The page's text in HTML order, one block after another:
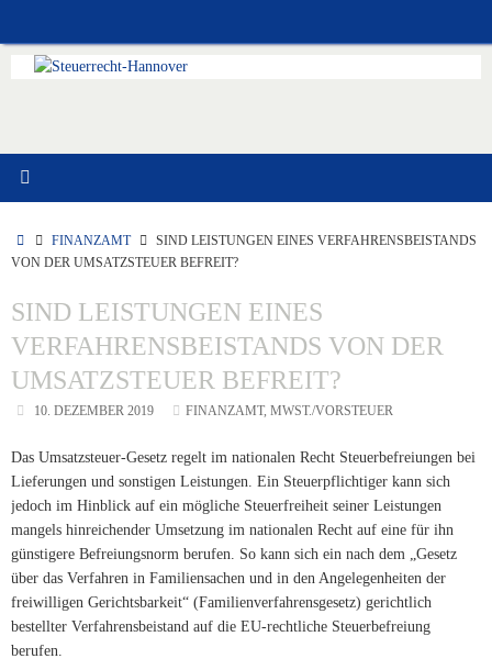
springen
STARTFINANZAMT
SIND LEISTUNGEN EINES VERFAHRENSBEISTANDS
VON DER UMSATZSTEUER BEFREIT?
SIND LEISTUNGEN EINES
VERFAHRENSBEISTANDS VON DER
UMSATZSTEUER BEFREIT?
10. DEZEMBER 2019 FINANZAMT,MWST./VORSTEUER
Das Umsatzsteuer-Gesetz regelt im nationalen Recht Steuerbefreiungen bei
Lieferungen und sonstigen Leistungen. Ein Steuerpflichtiger kann sich
jedoch im Hinblick auf ein mögliche Steuerfreiheit seiner Leistungen
mangels hinreichender Umsetzung im nationalen Recht auf eine für ihn
günstigere Befreiungsnorm berufen. So kann sich ein nach dem „Gesetz
über das Verfahren in Familiensachen und in den Angelegenheiten der
freiwilligen Gerichtsbarkeit“ (Familienverfahrensgesetz) gerichtlich
bestellter Verfahrensbeistand auf die EU-rechtliche Steuerbefreiung
berufen.